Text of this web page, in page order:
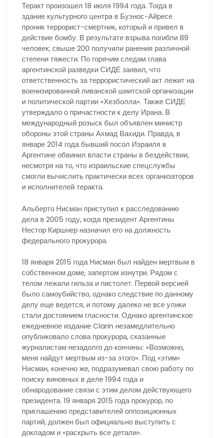
Теракт произошел 18 июля 1994 года. Тогда в
здание культурного центра в Буэнос-Айресе
проник террорист-смертник, который и привел в
действие бомбу. В результате взрыва погибли 89
человек; свыше 200 получили ранения различной
степени тяжести. По горячим следам глава
аргентинской разведки СИДЕ заявил, что
ответственность за террористический акт лежит на
военизированной ливанской шиитской организации
и политической партии «Хезболла». Также СИДЕ
утверждало о причастности к делу Ирана. В
международный розыск был объявлен министр
обороны этой страны Ахмад Вахиди. Правда, в
январе 2014 года бывший посол Израиля в
Аргентине обвинил власти страны в бездействии,
несмотря на то, что израильские спецслужбы
смогли вычислить практически всех организаторов
и исполнителей теракта.
Альберто Нисман приступил к расследованию
дела в 2005 году, когда президент Аргентины
Нестор Киршнер назначил его на должность
федерального прокурора.
18 января 2015 года Нисман был найден мертвым в
собственном доме, запертом изнутри. Рядом с
телом лежали гильза и пистолет. Первой версией
было самоубийство, однако следствие по данному
делу еще ведется, и потому далеко не все улики
стали достоянием гласности. Однако аргентинское
ежедневное издание Clarin незамедлительно
опубликовало слова прокурора, сказанные
журналистам незадолго до кончины: «Возможно,
меня найдут мертвым из-за этого». Под «этим»
Нисман, конечно же, подразумевал свою работу по
поиску виновных в деле 1994 года и
обнародование связи с этим делом действующего
президента. 19 января 2015 года прокурор, по
приглашению представителей оппозиционных
партий, должен был официально выступить с
докладом и «раскрыть все детали».